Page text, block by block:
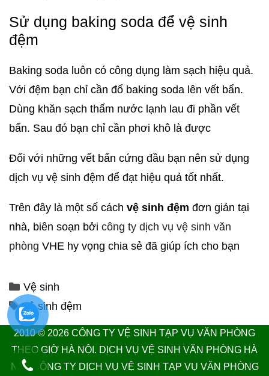
Sử dụng baking soda để vệ sinh
đệm
Baking soda luôn có công dụng làm sạch hiệu quả.
Với đệm bạn chỉ cần đổ baking soda lên vết bẩn.
Dùng khăn sạch thấm nước lạnh lau đi phần vết
bẩn. Sau đó bạn chỉ cần phơi khô là được
Đối với những vết bẩn cứng đầu bạn nên sử dụng
dịch vụ vệ sinh đệm để đạt hiệu quả tốt nhất.
Trên đây là một số cách vệ sinh đệm đơn giản tại
nhà, biên soạn bởi công ty dịch vụ vệ sinh văn
phòng VHE hy vọng chia sẻ đã giúp ích cho bạn
Vệ sinh
vệ sinh đệm
2010 © 2026 CÔNG TY VỆ SINH TẠP VỤ VĂN PHÒNG
THEO GIỜ HÀ NỘI. DỊCH VỤ VỆ SINH VĂN PHÒNG HÀ
NỘI. CÔNG TY DỊCH VỤ VỆ SINH TẠP VỤ VĂN PHÒNG